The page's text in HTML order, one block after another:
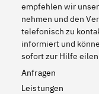
empfehlen wir
nehmen und den
telefonisch zu
informiert und
sofort zur Hilfe
Anfragen
Leistungen